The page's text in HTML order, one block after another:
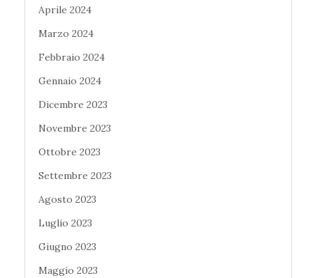
Aprile 2024
Marzo 2024
Febbraio 2024
Gennaio 2024
Dicembre 2023
Novembre 2023
Ottobre 2023
Settembre 2023
Agosto 2023
Luglio 2023
Giugno 2023
Maggio 2023